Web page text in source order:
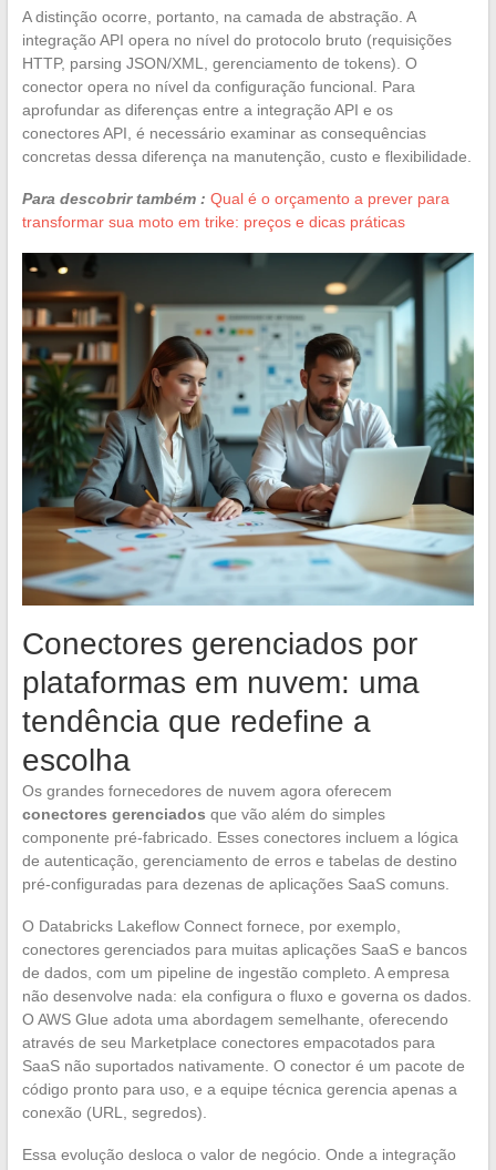
A distinção ocorre, portanto, na camada de abstração. A
integração API opera no nível do protocolo bruto (requisições
HTTP, parsing JSON/XML, gerenciamento de tokens). O
conector opera no nível da configuração funcional. Para
aprofundar as diferenças entre a integração API e os
conectores API, é necessário examinar as consequências
concretas dessa diferença na manutenção, custo e flexibilidade.
Para descobrir também : Qual é o orçamento a prever para
transformar sua moto em trike: preços e dicas práticas
Conectores gerenciados por
plataformas em nuvem: uma
tendência que redefine a
escolha
Os grandes fornecedores de nuvem agora oferecem
conectores gerenciados que vão além do simples
componente pré-fabricado. Esses conectores incluem a lógica
de autenticação, gerenciamento de erros e tabelas de destino
pré-configuradas para dezenas de aplicações SaaS comuns.
O Databricks Lakeflow Connect fornece, por exemplo,
conectores gerenciados para muitas aplicações SaaS e bancos
de dados, com um pipeline de ingestão completo. A empresa
não desenvolve nada: ela configura o fluxo e governa os dados.
O AWS Glue adota uma abordagem semelhante, oferecendo
através de seu Marketplace conectores empacotados para
SaaS não suportados nativamente. O conector é um pacote de
código pronto para uso, e a equipe técnica gerencia apenas a
conexão (URL, segredos).
Essa evolução desloca o valor de negócio. Onde a integração